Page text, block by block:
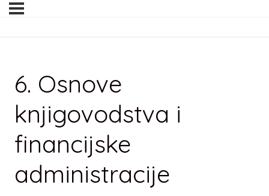
6. Osnove
knjigovodstva i
financijske
administracije